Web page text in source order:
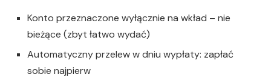
Konto przeznaczone wyłącznie na wkład – nie
bieżące (zbyt łatwo wydać)
Automatyczny przelew w dniu wypłaty: zapłać
sobie najpierw